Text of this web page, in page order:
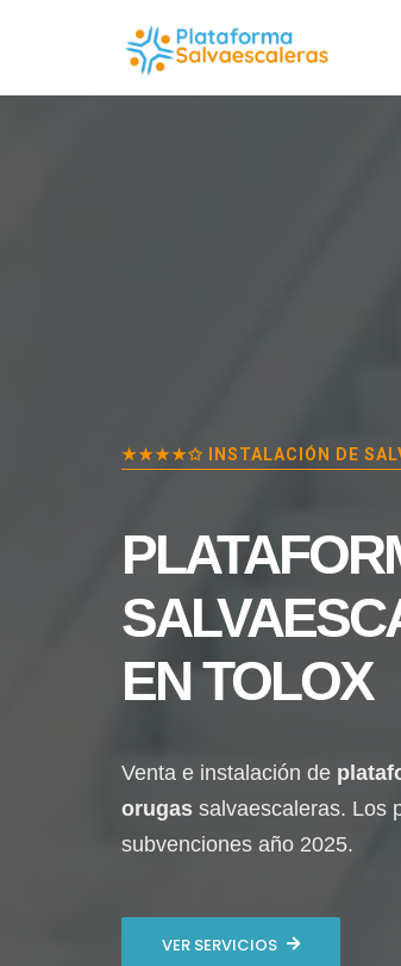
★★★★✩ INSTALACIÓN DE
ENTOLOX
Venta e instalación de
orugas salvaescaleras. Los
subvenciones año 2025.
VER SERVICIOS